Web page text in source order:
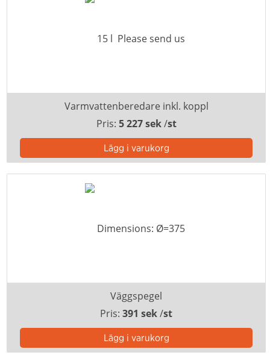
Varmvattenberedare inkl. koppl
Pris: 5 227 sek/st
Väggspegel
Pris: 391 sek/st